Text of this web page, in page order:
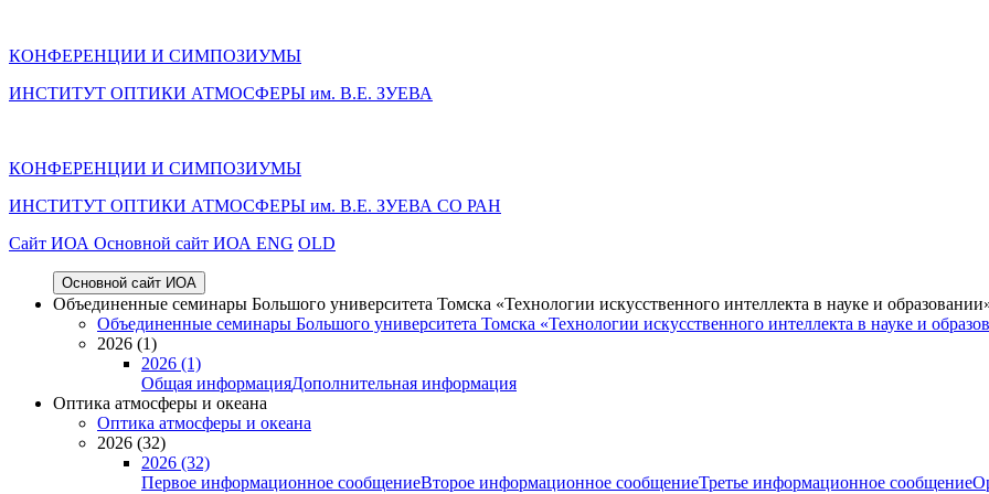
КОНФЕРЕНЦИИ И СИМПОЗИУМЫ
ИНСТИТУТ ОПТИКИ АТМОСФЕРЫ им. В.Е. ЗУЕВА
КОНФЕРЕНЦИИ И СИМПОЗИУМЫ
ИНСТИТУТ ОПТИКИ АТМОСФЕРЫ им. В.Е. ЗУЕВА СО РАН
Cайт ИОА Основной сайт ИОА ENG OLD
Основной сайт ИОА
Объединенные семинары Большого университета Томска «Технологии искусственного интеллекта в науке и
Объединенные семинары Большого университета Томска «Технологии искусственного интеллекта в науке и
2026 (1)
2026 (1)
Общая информацияДополнительная информация
Оптика атмосферы и океана
Оптика атмосферы и океана
2026 (32)
2026 (32)
Первое информационное сообщениеВторое информационное сообщениеТретье информационное сообщение